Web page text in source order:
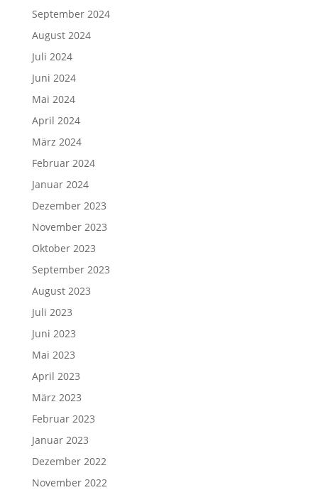
September 2024
August 2024
Juli 2024
Juni 2024
Mai 2024
April 2024
März 2024
Februar 2024
Januar 2024
Dezember 2023
November 2023
Oktober 2023
September 2023
August 2023
Juli 2023
Juni 2023
Mai 2023
April 2023
März 2023
Februar 2023
Januar 2023
Dezember 2022
November 2022